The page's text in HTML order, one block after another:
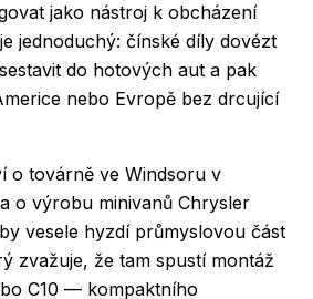
jako nástroj k obcházení
jednoduchý: čínské díly dovézt
do hotových aut a pak
nebo Evropě bez drcující
o továrně ve Windsoru v
o výrobu minivanů Chrysler
vesele hyzdí průmyslovou část
zvažuje, že tam spustí montáž
C10 — kompaktního